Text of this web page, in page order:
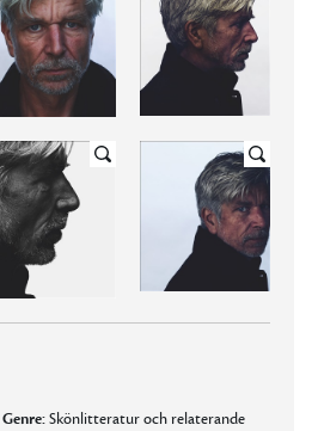
Genre:Skönlitteratur och relaterande